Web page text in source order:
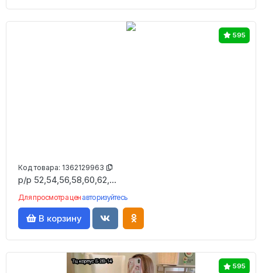
595
Код товара: 1362129963
р/р 52,54,56,58,60,62,...
Для просмотра цен авторизуйтесь
В корзину
595